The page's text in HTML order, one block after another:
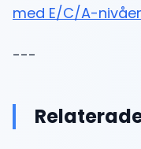
med E/C/A-
---